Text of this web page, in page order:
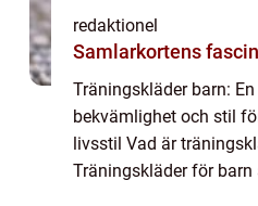
redaktionel
Samlarkortens
Träningskläder barn:
bekvämlighet och stil
livsstil Vad är
Träningskläder för barn